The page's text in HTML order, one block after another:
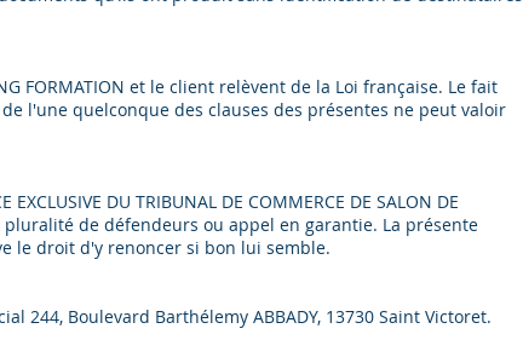
FORMATION et le client relèvent de la Loi française. Le fait
l'une quelconque des clauses des présentes ne peut valoir
DU TRIBUNAL DE COMMERCE DE SALON DE
de défendeurs ou appel en garantie. La présente
le droit d'y renoncer si bon lui semble.
244, Boulevard Barthélemy ABBADY, 13730 Saint Victoret.